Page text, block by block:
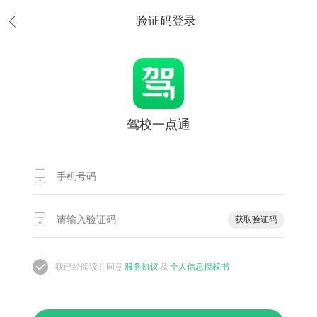
验证码登录
驾校一点通
获取验证码
我已经阅读并同意 服务协议 及 个人信息授权书